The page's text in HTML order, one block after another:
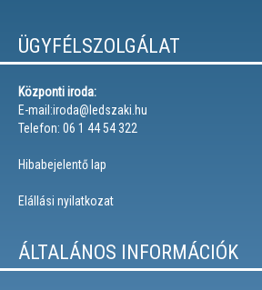
ÜGYFÉLSZOLGÁLAT
Központi iroda:
E-mail:iroda@ledszaki.hu
Telefon: 06 1 44 54 322
Hibabejelentő lap
Elállási nyilatkozat
ÁLTALÁNOS INFORMÁCIÓK